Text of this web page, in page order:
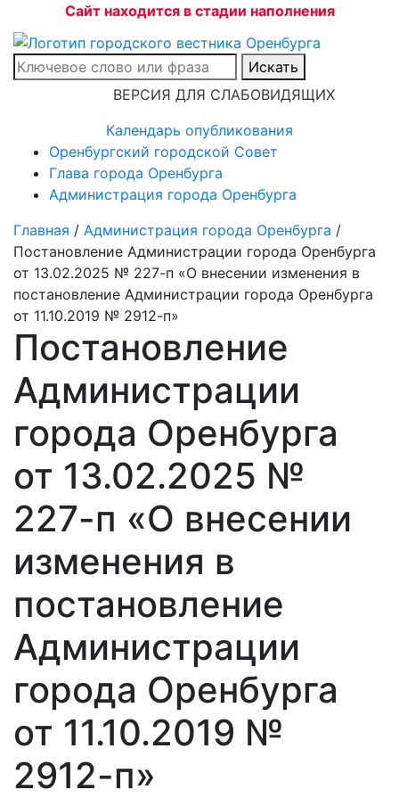
Сайт находится в стадии наполнения
Искать
ВЕРСИЯ ДЛЯ СЛАБОВИДЯЩИХ
Календарь опубликования
Оренбургский городской Совет
Глава города Оренбурга
Администрация города Оренбурга
Главная / Администрация города Оренбурга /
Постановление Администрации города Оренбурга
от 13.02.2025 № 227-п «О внесении изменения в
постановление Администрации города Оренбурга
от 11.10.2019 № 2912-п»
Постановление
Администрации
города Оренбурга
от 13.02.2025 №
227-п «О внесении
изменения в
постановление
Администрации
города Оренбурга
от 11.10.2019 №
2912-п»